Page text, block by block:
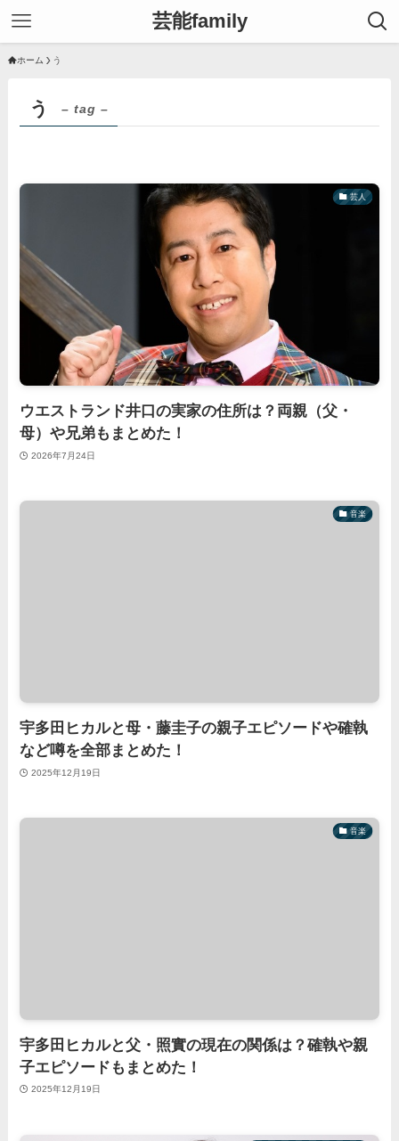
芸能family
ホーム う
う – tag –
芸人
ウエストランド井口の実家の住所は？両親（父・
母）や兄弟もまとめた！
2026年7月24日
音楽
宇多田ヒカルと母・藤圭子の親子エピソードや確執
など噂を全部まとめた！
2025年12月19日
音楽
宇多田ヒカルと父・照實の現在の関係は？確執や親
子エピソードもまとめた！
2025年12月19日